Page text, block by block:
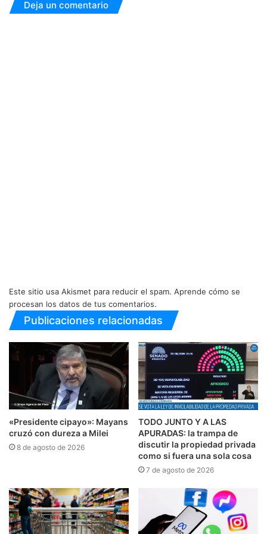
Deja un comentario
Este sitio usa Akismet para reducir el spam. Aprende cómo se
procesan los datos de tus comentarios.
Publicaciones relacionadas
«Presidente cipayo»: Mayans
cruzó con dureza a Milei
8 de agosto de 2026
TODO JUNTO Y A LAS
APURADAS: la trampa de
discutir la propiedad privada
como si fuera una sola cosa
7 de agosto de 2026